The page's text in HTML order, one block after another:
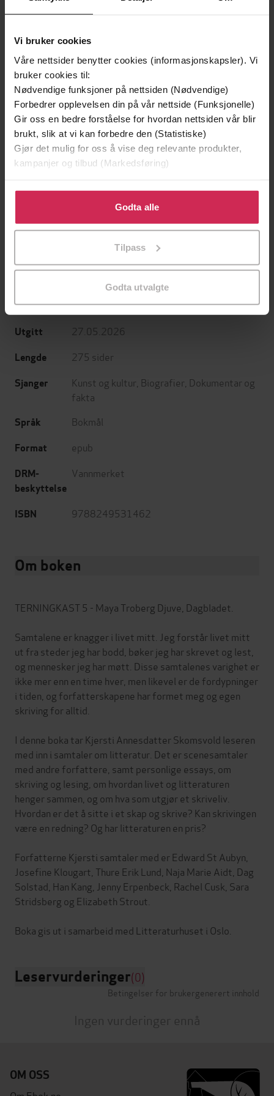
Vi bruker cookies
Våre nettsider benytter cookies (informasjonskapsler). Vi
bruker cookies til:
Nødvendige funksjoner på nettsiden (Nødvendige)
Forbedrer opplevelsen din på vår nettside (Funksjonelle)
Gir oss en bedre forståelse for hvordan nettsiden vår blir
brukt, slik at vi kan forbedre den (Statistiske)
Gjør det mulig for oss å vise deg relevante produkter,
kampanjer og tilbud (Markedsføring)
Klikk på «Godta alle» for å gi oss ditt samtykke til å
bruke cookies for alle disse formålene. Du kan også
tilpasse ditt samtykke til spesifikke formål ved å klikke
Godta alle
Tilpass
Godta utvalgte
199,-
Minnesota
Jo Nesbø
Utskudd
Forfattere Kjersti Annesdatter Skomsvold(forfatter),
Kjersti Annesdatter Skomsvold
Forlag Oktober
Utgitt 27.05.2026
Lengde 275 sider
Sjanger Kunst og kultur Biografier Dokumentar og
fakta
Språk Bokmål
Format epub
DRM-
beskyttelse
Vannmerket
ISBN 9788249531462
Om boken
TERNINGKAST 5 - Maya Troberg Djuve, Dagbladet.
Samtalene er knagger i livet mitt. Jeg forstår livet mitt
ut fra steder jeg har bodd, bøker jeg har skrevet og lest,
og mennesker jeg har møtt. Disse samtalenes varighet er
ikke mer enn en time hver, men likevel er de fordypninger
i tiden, og forfatterskapene har formet meg og egen
skriving for alltid.
I denne boka tar Kjersti Annesdatter Skomsvold leseren
med inn i samtaler om litteratur. Det er scenesamtaler
med andre forfattere, samt personlige essays, om
skriving og lesing, om hvordan livet og litteraturen
henger sammen, og om hva som utgjør et skriveliv.
Hvordan er det å sitte i et skap og skrive? Kan skrivingen
være en redning? Og har litteraturen en pris?
Forfatterne Kjersti samtaler med er Edward St Aubyn,
Josefine Klougart, Thure Erik Lund, Naja Marie Aidt, Dag
Solstad, Han Kang, Jenny Erpenbeck, Rachel Cusk, Sara
Stridsberg og Elizabeth Strout.
Leservurderinger(0)
Betingelser for brukergenerert innhold
Ingen vurderinger ennå
OM OSS